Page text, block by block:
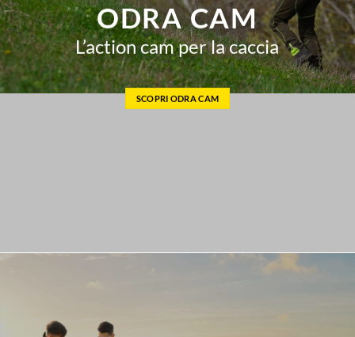
ODRA CAM
L’action cam per la caccia
SCOPRI ODRA CAM